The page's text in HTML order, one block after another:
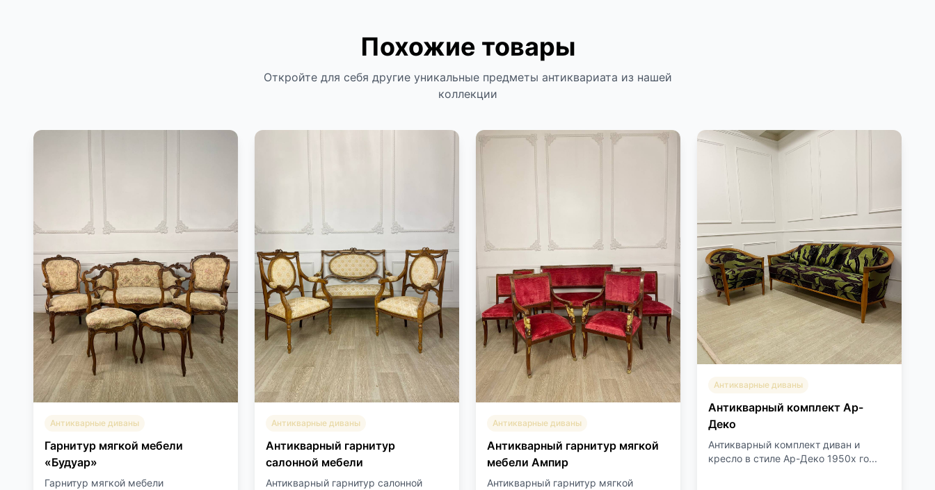
Похожие товары
Откройте для себя другие уникальные предметы антиквариата из нашей
коллекции
Антикварные диваны
Гарнитур мягкой мебели
«Будуар»
Гарнитур мягкой мебели
Антикварные диваны
Антикварный гарнитур
салонной мебели
Антикварный гарнитур салонной
Антикварные диваны
Антикварный гарнитур мягкой
мебели Ампир
Антикварный гарнитур мягкой
Антикварные диваны
Антикварный комплект Ар-
Деко
Антикварный комплект диван и
кресло в стиле Ар-Деко 1950х го...